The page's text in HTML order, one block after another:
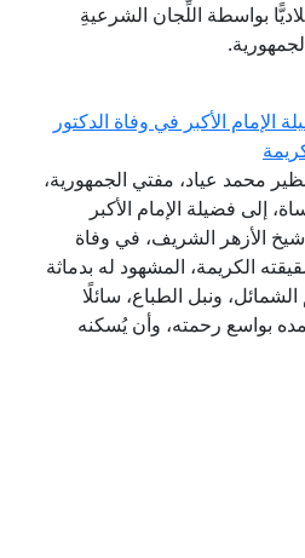
بواسطة اللِّجان الشرعيةِ
الإمام الأكبر في وفاة الدكتور
محمد عياد، مفتي الجمهورية،
إلى فضيلة الإمام الأكبر
شيخ الأزهر الشريف، في وفاة
الكريمة، المشهود له بدماثة
ونبل الطباع، سائلًا
بواسع رحمته، وأن يُسكنه